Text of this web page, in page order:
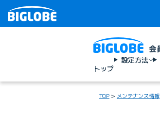
トップ
設定方法
TOP メンテナンス情報